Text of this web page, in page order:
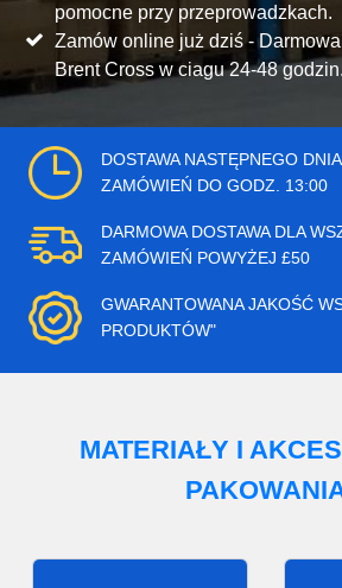
pomocne przy przeprowadzkach.
Zamów online już dziś -
Brent Cross w ciagu 24-48
DOSTAWA NASTĘPNEGO
ZAMÓWIEŃ DO GODZ. 13:00
DARMOWA DOSTAWA DLA
ZAMÓWIEŃ POWYŻEJ £50
GWARANTOWANA JAKOŚĆ
PRODUKTÓW"
MATERIAŁY I